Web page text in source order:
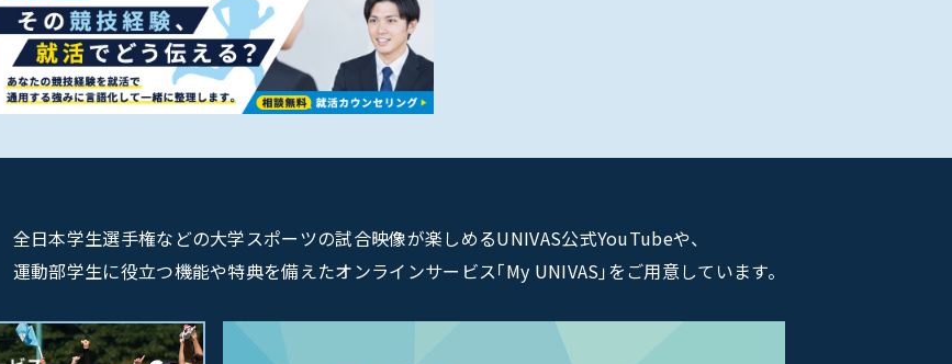
全日本学生選手権などの大学スポーツの試合映像が楽しめるUNIVAS公式YouTubeや、
運動部学生に役立つ機能や特典を備えたオンラインサービス｢My UNIVAS｣をご用意しています。